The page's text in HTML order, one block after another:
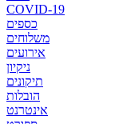
COVID-19
כספים
משלוחים
אירועים
ניקיון
תיקונים
הובלות
אינטרנט